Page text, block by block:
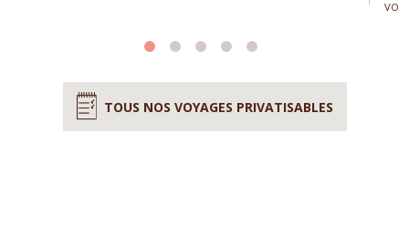
VOL
TOUS NOS VOYAGES PRIVATISABLES